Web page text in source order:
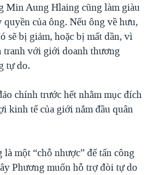
Min Aung Hlaing cũng làm giàu
của ông. Nếu ông về hưu,
sẽ bị giảm, hoặc bị mất dần, vì
tranh với giới doanh thương
tự do.
chính trước hết nhằm mục đích
kinh tế của giới nắm đầu quân
một “chỗ nhược” để tấn công
Phương muốn hỗ trợ đòi tự do